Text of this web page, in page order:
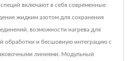
включают в себя современные
жидким азотом для сохранения
возможности нагрева для
обработки и бесшовную интеграцию с
линиями. Модульный